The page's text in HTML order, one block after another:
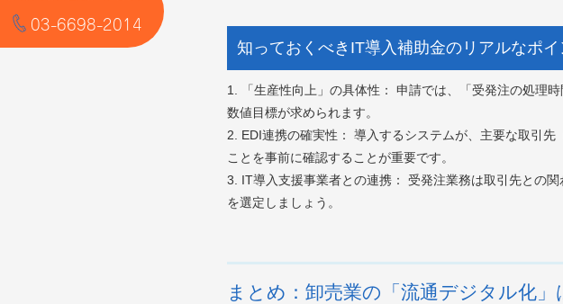
知っておくべきIT導入補助金のリアルなポイ
1. 「生産性向上」の具体性： 申請では、「受発注の処理
数値目標が求められます。
2. EDI連携の確実性： 導入するシステムが、主要な取引
ことを事前に確認することが重要です。
3. IT導入支援事業者との連携： 受発注業務は取引先との
を選定しましょう。
まとめ：卸売業の「流通デジタル化
03-6698-2014